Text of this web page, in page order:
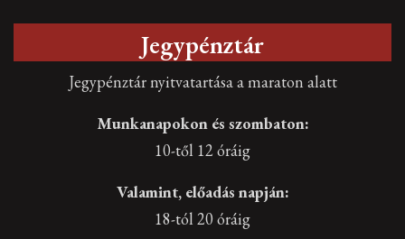
Jegypénztár
Jegypénztár nyitvatartása a maraton alatt
Munkanapokon és szombaton:
10-től 12 óráig
Valamint, előadás napján:
18-tól 20 óráig